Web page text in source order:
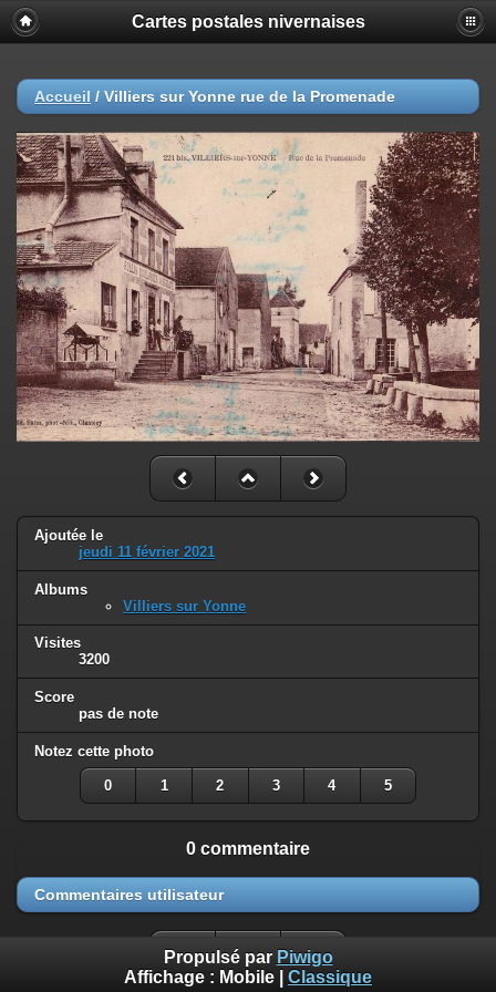
Cartes postales nivernaises
Accueil / Villiers sur Yonne rue de la Promenade
Ajoutée le
jeudi 11 février 2021
Albums
Villiers sur Yonne
Visites
3200
Score
pas de note
Notez cette photo
0 1 2 3 4 5
0 commentaire
Commentaires utilisateur
Propulsé par Piwigo
Affichage : Mobile Classique